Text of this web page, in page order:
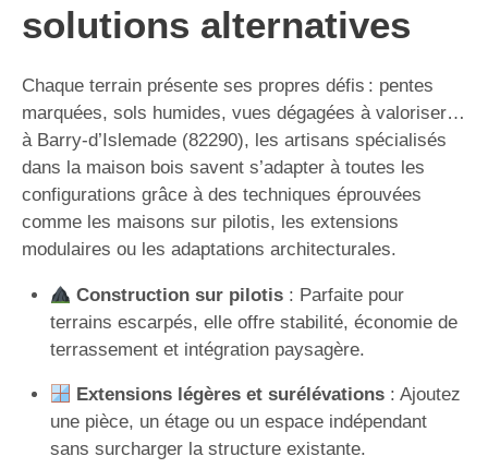
solutions alternatives
Chaque terrain présente ses propres défis : pentes
marquées, sols humides, vues dégagées à valoriser…
à Barry-d’Islemade (82290), les artisans spécialisés
dans la maison bois savent s’adapter à toutes les
configurations grâce à des techniques éprouvées
comme les maisons sur pilotis, les extensions
modulaires ou les adaptations architecturales.
Construction sur pilotis: Parfaite pour
terrains escarpés, elle offre stabilité, économie de
terrassement et intégration paysagère.
Extensions légères et surélévations: Ajoutez
une pièce, un étage ou un espace indépendant
sans surcharger la structure existante.